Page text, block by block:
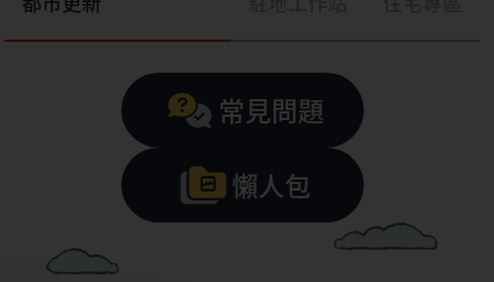
常見問題
懶人包